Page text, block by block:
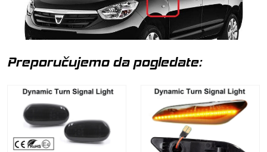
Preporučujemo da pogledate: